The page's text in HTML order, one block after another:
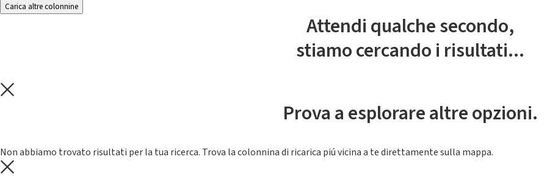
Carica altre colonnine
Attendi qualche secondo,
stiamo cercando i risultati...
Prova a esplorare altre opzioni.
Non abbiamo trovato risultati per la tua ricerca. Trova la colonnina di ricarica piú vicina a te direttamente sulla mappa.